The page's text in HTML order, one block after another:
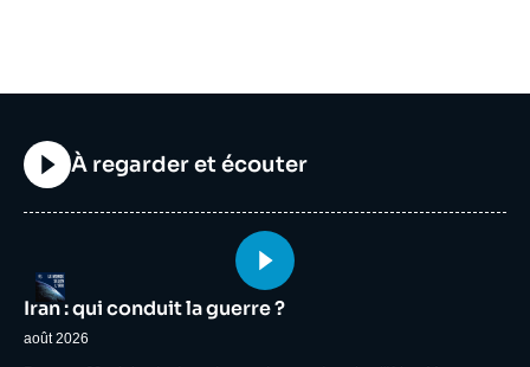
Titre
À regarder et écouter
Logo
Image
principale
médiatique
Iran : qui conduit la guerre ?
août 2026